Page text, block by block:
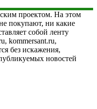
проектом. На этом
покупают, ни какие
собой ленту
kommersant.ru,
без искажения,
новостей